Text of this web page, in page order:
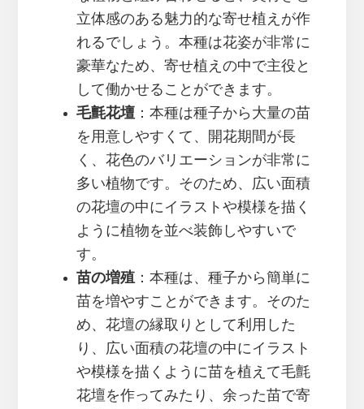
立体感のある魅力的な寄せ植えが作
れるでしょう。本種は花姿が非常に
豪華なため、寄せ植えの中で主役と
して働かせることができます。
毛氈花壇 ：本種は種子から大量の苗
を用意しやすくて、開花期間が長
く、花色のバリエーションが非常に
多い植物です。そのため、広い面積
の花壇の中にイラストや模様を描く
ように植物を並べ装飾しやすいで
す。
苗の増殖：本種は、種子から簡単に
苗を増やすことができます。そのた
め、花壇の縁取りとして利用した
り、広い面積の花壇の中にイラスト
や模様を描くように苗を植えて毛氈
花壇を作ってみたり、余った苗で寄